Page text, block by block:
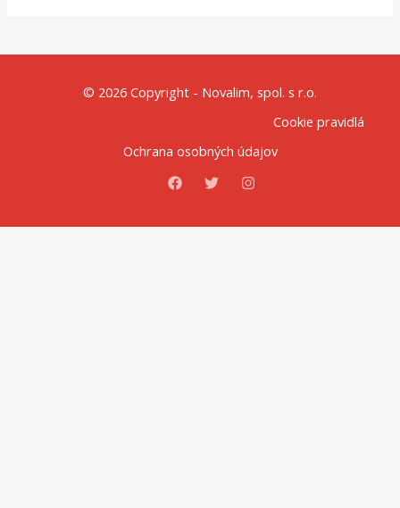
© 2026 Copyright - Novalim, spol. s r.o.
Cookie pravidlá
Ochrana osobných údajov